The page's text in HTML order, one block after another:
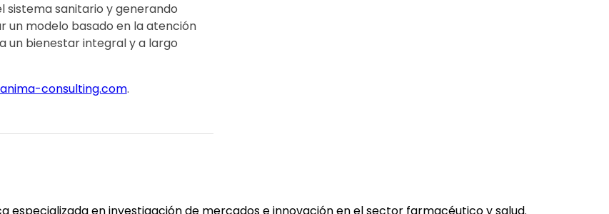
sistema sanitario y generando
un modelo basado en la atención
un bienestar integral y a largo
consulting.com.